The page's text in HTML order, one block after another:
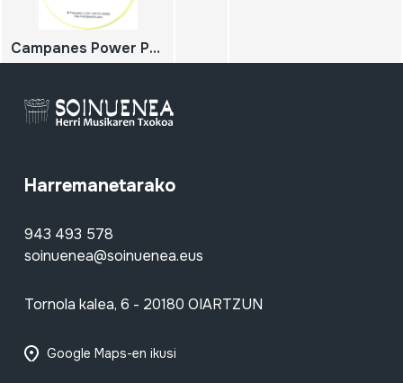
Campanes Power Point
Harremanetarako
943 493 578
soinuenea@soinuenea.eus
Tornola kalea, 6 - 20180 OIARTZUN
Google Maps-en ikusi